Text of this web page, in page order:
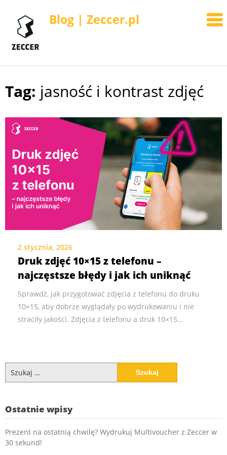
Blog | Zeccer.pl
Skip
Tag: jasność i kontrast zdjęć
2 stycznia, 2026
Druk zdjęć 10×15 z telefonu –
najczęstsze błędy i jak ich uniknąć
Sprawdź, jak przygotować zdjęcia z telefonu do druku
10×15, aby dobrze wyglądały po wydrukowaniu i nie
straciły jakości. Zdjęcia z telefonu a druk 10×15…
Ostatnie wpisy
Prezent na ostatnią chwilę? Wydrukuj Multivoucher z Zeccer w
30 sekund!